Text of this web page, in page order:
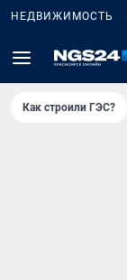
НЕДВИЖИМОСТЬ
Как строили ГЭС?